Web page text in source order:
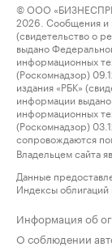
© ООО
2026. Сообщения и
(свидетельство о
выдано
информационных
(Роскомнадзор)
издания «РБК»
информации
информационных
(Роскомнадзор)
сопровождаются
Владельцем сайта
Данные
Индексы
Информация об
О соблюдении